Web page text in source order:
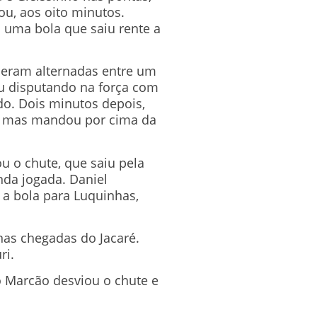
aos oito minutos.
bola que saiu rente a
alternadas entre um
disputando na força com
Dois minutos depois,
mandou por cima da
o chute, que saiu pela
jogada. Daniel
bola para Luquinhas,
chegadas do Jacaré.
desviou o chute e